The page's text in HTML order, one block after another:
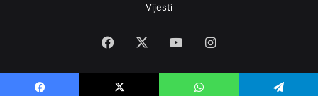
Vijesti
Facebook YouTubeInstagram